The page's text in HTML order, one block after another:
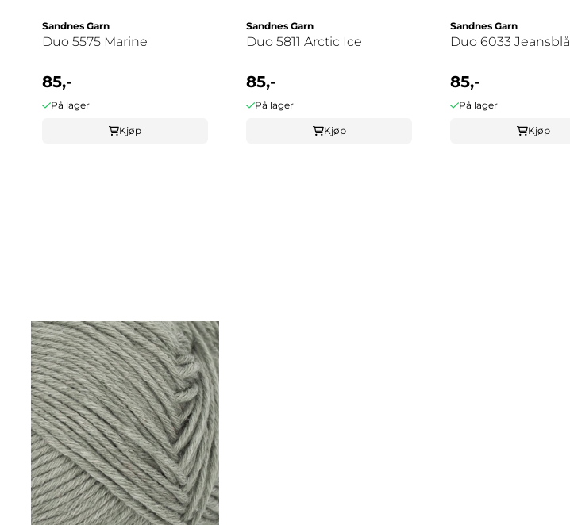
Sandnes Garn
Duo 5575 Marine
85,-
På lager
Kjøp
Sandnes Garn
Duo 5811 Arctic Ice
85,-
På lager
Kjøp
Sandnes Garn
Duo 6033 Jeansblå
85,-
På lager
Kjøp